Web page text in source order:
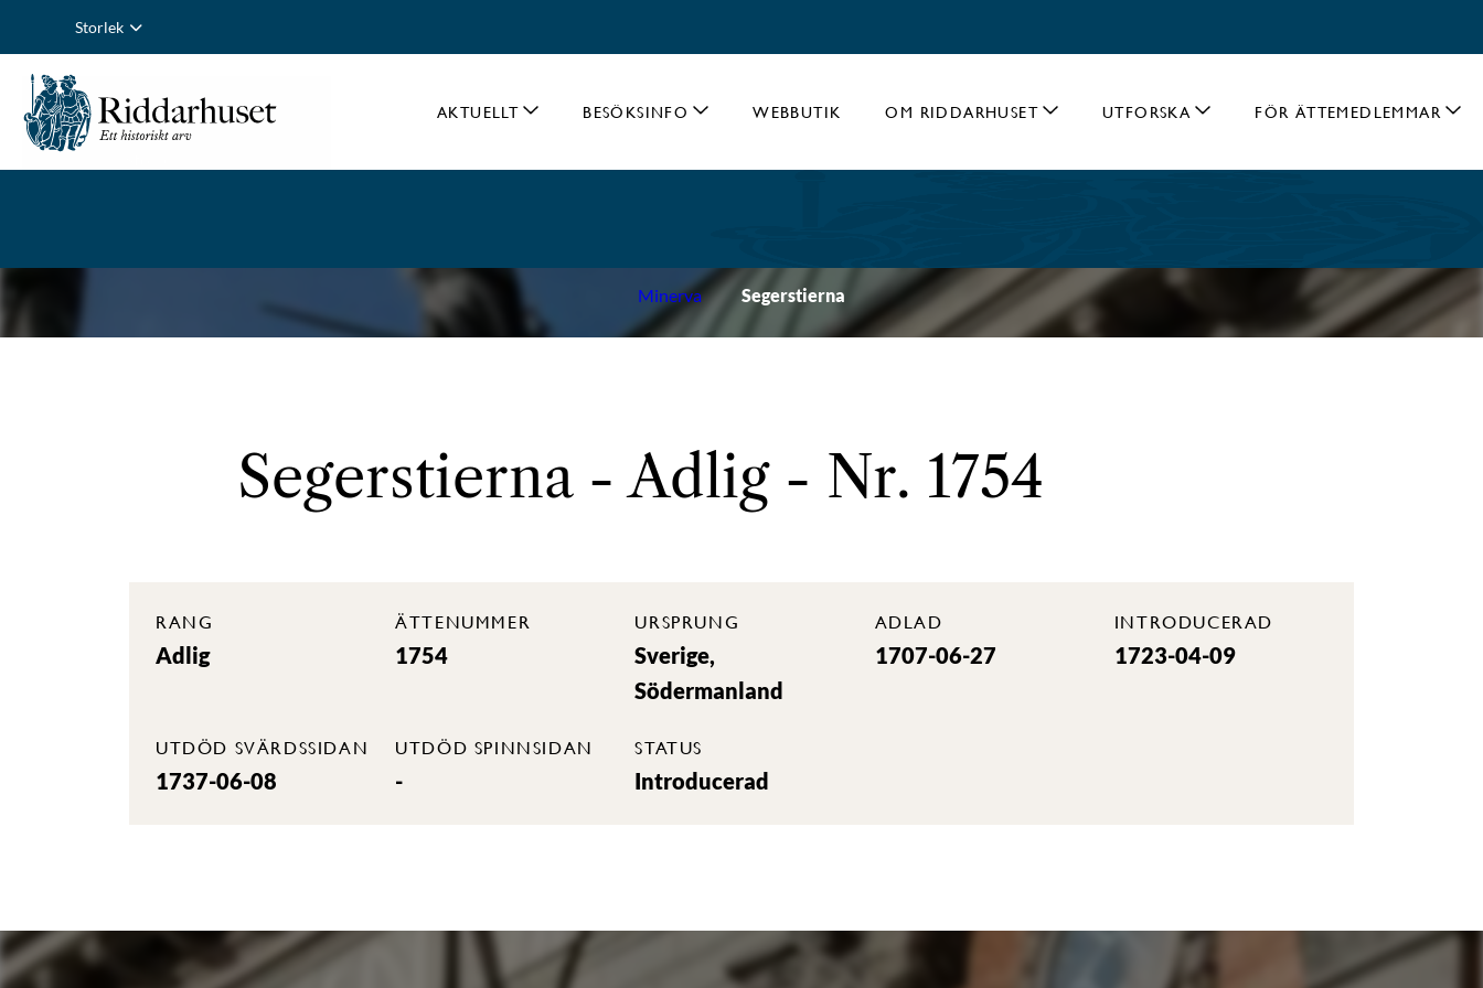
Storlek
AKTUELLT BESÖKSINFO WEBBUTIK OM RIDDARHUSET UTFORSKA FÖR ÄTTEMEDLEMMAR
Minerva Segerstierna
Segerstierna - Adlig - Nr. 1754
RANG
Adlig
ÄTTENUMMER
1754
URSPRUNG
Sverige,
Södermanland
ADLAD
1707-06-27
INTRODUCERAD
1723-04-09
UTDÖD SVÄRDSSIDAN
1737-06-08
UTDÖD SPINNSIDAN
-
STATUS
Introducerad